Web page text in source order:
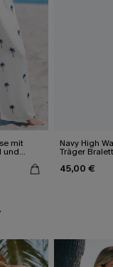
mit
und
Navy High
Träger
45,00 €